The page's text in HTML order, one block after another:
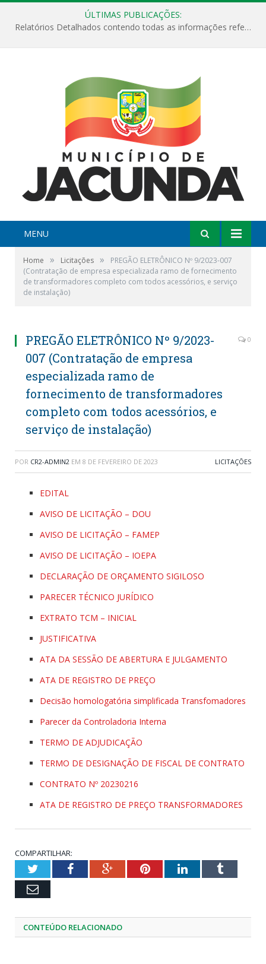
ÚLTIMAS PUBLICAÇÕES:
Relatórios Detalhados contendo todas as informações referentes a execução de recursos destinados ao fomento de projetos culturais no Município de Jacundá entre os anos de 2022 ao presente ano de 2026.
MENU
Home » Licitações »
PREGÃO ELETRÔNICO Nº 9/2023-007
(Contratação de empresa especializada ramo de fornecimento
de transformadores completo com todos acessórios, e serviço
de instalação)
PREGÃO ELETRÔNICO Nº 9/2023-
007 (Contratação de empresa
especializada ramo de
fornecimento de transformadores
completo com todos acessórios, e
serviço de instalação)
0
POR CR2-ADMIN2 EM 8 DE FEVEREIRO DE 2023 LICITAÇÕES
EDITAL
AVISO DE LICITAÇÃO – DOU
AVISO DE LICITAÇÃO – FAMEP
AVISO DE LICITAÇÃO – IOEPA
DECLARAÇÃO DE ORÇAMENTO SIGILOSO
PARECER TÉCNICO JURÍDICO
EXTRATO TCM – INICIAL
JUSTIFICATIVA
ATA DA SESSÃO DE ABERTURA E JULGAMENTO
ATA DE REGISTRO DE PREÇO
Decisão homologatória simplificada Transfomadores
Parecer da Controladoria Interna
TERMO DE ADJUDICAÇÃO
TERMO DE DESIGNAÇÃO DE FISCAL DE CONTRATO
CONTRATO Nº 20230216
ATA DE REGISTRO DE PREÇO TRANSFORMADORES
COMPARTILHAR:
TwitterFacebookGoogle+PinterestLinkedInTumblr
Email
CONTEÚDO RELACIONADO